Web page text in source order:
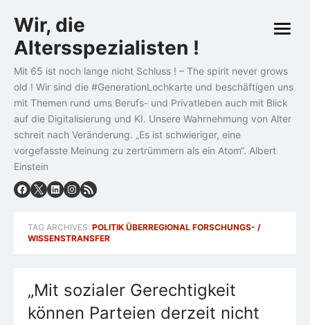
to
content
Wir, die
Altersspezialisten !
Mit 65 ist noch lange nicht Schluss ! – The spirit never grows
old ! Wir sind die #GenerationLochkarte und beschäftigen uns
mit Themen rund ums Berufs- und Privatleben auch mit Blick
auf die Digitalisierung und KI. Unsere Wahrnehmung von Alter
schreit nach Veränderung. „Es ist schwieriger, eine
vorgefasste Meinung zu zertrümmern als ein Atom“. Albert
Einstein
open
TAG ARCHIVES: POLITIK ÜBERREGIONAL FORSCHUNGS- /
WISSENSTRANSFER
„Mit sozialer Gerechtigkeit
können Parteien derzeit nicht